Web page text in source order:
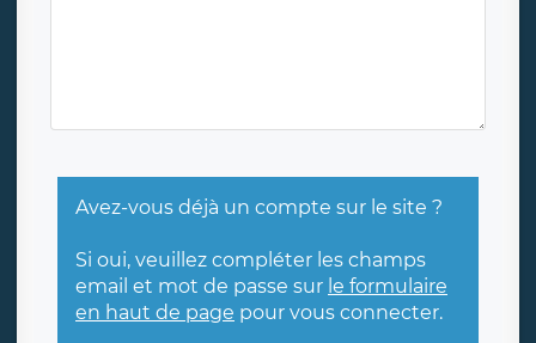
Avez-vous déjà un compte sur le site ?
Si oui, veuillez compléter les champs
email et mot de passe sur le formulaire
en haut de page pour vous connecter.